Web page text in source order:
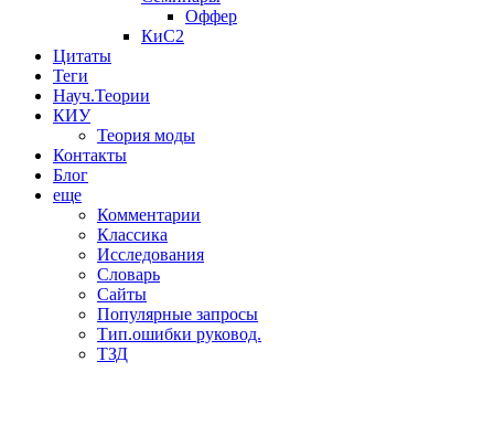
Оффер
КиС2
Цитаты
Теги
Науч.Теории
КИУ
Теория моды
Контакты
Блог
еще
Комментарии
Классика
Исследования
Словарь
Сайты
Популярные запросы
Тип.ошибки руковод.
ТЗД